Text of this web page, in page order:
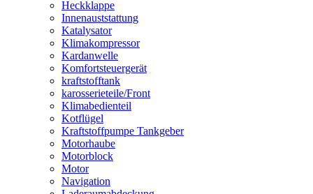
Heckklappe
Innenauststattung
Katalysator
Klimakompressor
Kardanwelle
Komfortsteuergerät
kraftstofftank
karosserieteile/Front
Klimabedienteil
Kotflügel
Kraftstoffpumpe Tankgeber
Motorhaube
Motorblock
Motor
Navigation